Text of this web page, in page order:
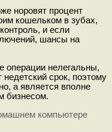
норовят процент
кошельком в зубах,
и если
шансы на
операции нелегальны,
недетский срок, поэтому
а является вполне
бизнесом.
компьютере